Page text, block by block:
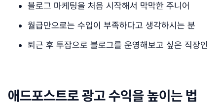
블로그 마케팅을 처음 시작해서 막막한 주니어
월급만으로는 수입이 부족하다고 생각하시는 분
퇴근 후 투잡으로 블로그를 운영해보고 싶은 직장인
애드포스트로 광고 수익을 높이는 법